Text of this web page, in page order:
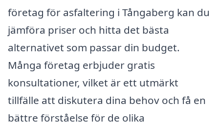
företag för asfaltering i Tångaberg kan du
jämföra priser och hitta det bästa
alternativet som passar din budget.
Många företag erbjuder gratis
konsultationer, vilket är ett utmärkt
tillfälle att diskutera dina behov och få en
bättre förståelse för de olika